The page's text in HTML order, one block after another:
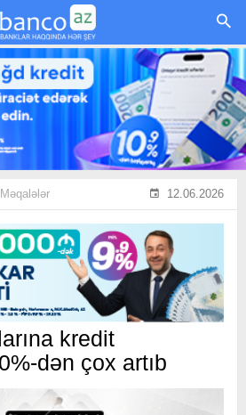
Məqalələr 12.06.2026
kredit
dən çox artıb